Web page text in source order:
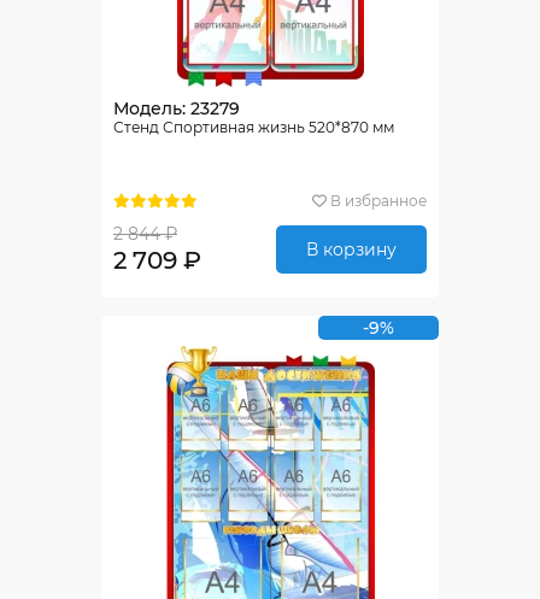
Модель: 23279
Стенд Спортивная жизнь 520*870 мм
В избранное
2 844 ₽
2 709 ₽ В корзину
-9%